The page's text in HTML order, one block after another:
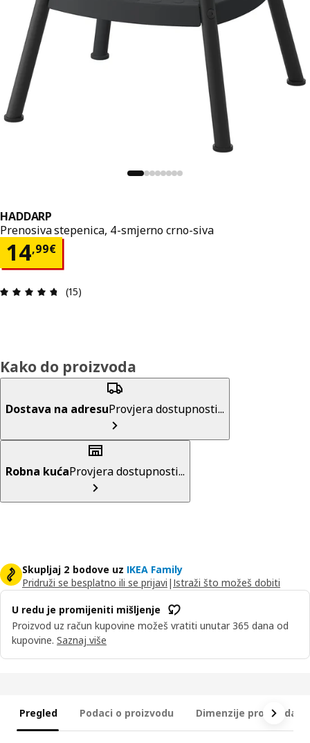
HADDARP
Prenosiva stepenica, 4-smjerno crno-siva
14,99€
Cijena 14,99€
Ocjena i recenzija: 4.7 od 5 zvjezdica. Ukupno
(15)
Kako do proizvoda
Dostava na adresuProvjera dostupnosti...
Robna kućaProvjera dostupnosti...
Skupljaj 2 bodove uz IKEA Family
Pridruži se besplatno ili se prijavi | Istraži što možeš dobiti
U redu je promijeniti mišljenje
Proizvod uz račun kupovine možeš vratiti unutar 365 dana od
kupovine. Saznaj više
Pregled Podaci o proizvodu Dimenzije proizvoda